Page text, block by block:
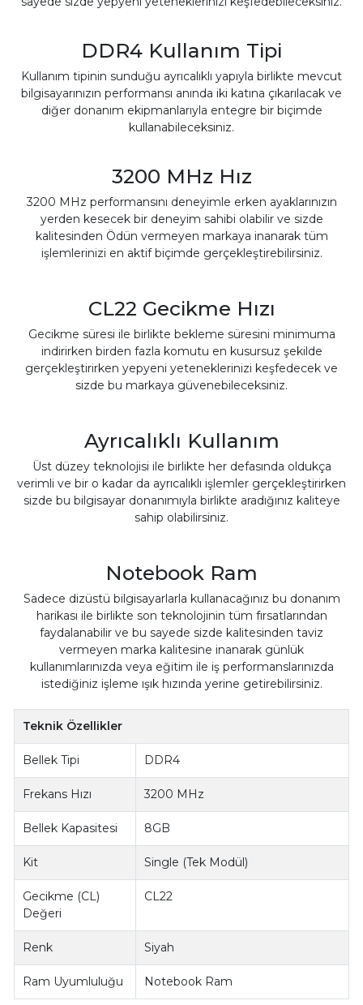
DDR4 Kullanım Tipi
Kullanım tipinin sunduğu ayrıcalıklı yapıyla birlikte mevcut
bilgisayarınızın performansı anında iki katına çıkarılacak ve
diğer donanım ekipmanlarıyla entegre bir biçimde
kullanabileceksiniz.
3200 MHz Hız
3200 MHz performansını deneyimle erken ayaklarınızın
yerden kesecek bir deneyim sahibi olabilir ve sizde
kalitesinden Ödün vermeyen markaya inanarak tüm
işlemlerinizi en aktif biçimde gerçekleştirebilirsiniz.
CL22 Gecikme Hızı
Gecikme süresi ile birlikte bekleme süresini minimuma
indirirken birden fazla komutu en kusursuz şekilde
gerçekleştirirken yepyeni yeteneklerinizi keşfedecek ve
sizde bu markaya güvenebileceksiniz.
Ayrıcalıklı Kullanım
Üst düzey teknolojisi ile birlikte her defasında oldukça
verimli ve bir o kadar da ayrıcalıklı işlemler gerçekleştirirken
sizde bu bilgisayar donanımıyla birlikte aradığınız kaliteye
sahip olabilirsiniz.
Notebook Ram
Sadece dizüstü bilgisayarlarla kullanacağınız bu donanım
harikası ile birlikte son teknolojinin tüm fırsatlarından
faydalanabilir ve bu sayede sizde kalitesinden taviz
vermeyen marka kalitesine inanarak günlük
kullanımlarınızda veya eğitim ile iş performanslarınızda
istediğiniz işleme ışık hızında yerine getirebilirsiniz.
Teknik Özellikler
Bellek Tipi DDR4
Frekans Hızı 3200 MHz
Bellek Kapasitesi 8GB
Kit Single (Tek Modül)
Gecikme (CL)
Değeri
CL22
Renk Siyah
Ram Uyumluluğu Notebook Ram